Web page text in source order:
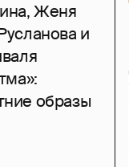
Женя
и
образы